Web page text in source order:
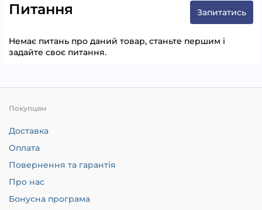
Питання Запитатись
Немає питань про даний товар, станьте першим і
задайте своє питання.
Покупцям
Доставка
Оплата
Повернення та гарантія
Про нас
Бонусна програма